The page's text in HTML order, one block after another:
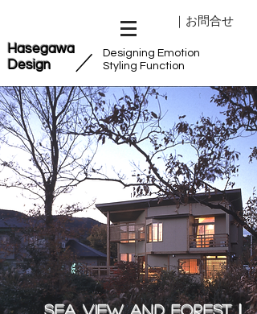
​／
Hasegawa
Design
｜お問合せ
Designing Emotion
Styling Function
Sea view and forest｜